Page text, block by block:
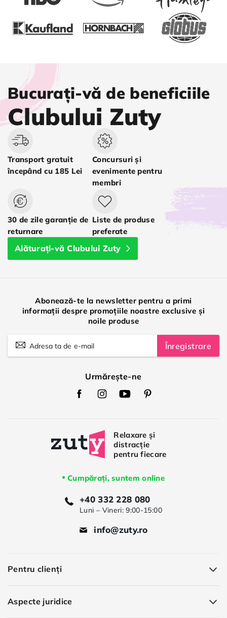
Bucurați-vă de beneficiile
Clubului Zuty
Transport gratuit
începând cu 185 Lei
Concursuri și
evenimente pentru
membri
30 de zile garanție de
returnare
Liste de produse
preferate
Alăturați-vă Clubului Zuty
Abonează-te la newsletter pentru a primi
informații despre promoțiile noastre exclusive și
noile produse
Înregistrare
Urmărește-ne
Zuty
Facebook
Zuty
Instagram
Zuty
Youtube
Zuty
Pinterest
Cumpărați, suntem online
+40 332 228 080
Luni – Vineri: 9:00-15:00
info@zuty.ro
Pentru clienți
Aspecte juridice